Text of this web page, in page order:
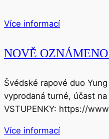
Více informací
NOVĚ
Švédské rapové duo
vyprodaná turné, účast
VSTUPENKY: https://
Více informací